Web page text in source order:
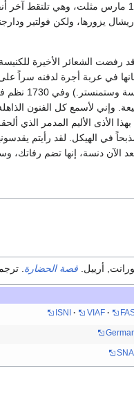
في عربة أجرة لدفنه سراً على ضفاف
وإني لأسمع كل الفنون
بهذا الأذى الأليم المدمر
مذبحاً في الهيكل. لقد رأيتم
الآن دنسة، إنها تضم رفاتك،
أرييل.قصة الحضارة .
ISNI VIAF